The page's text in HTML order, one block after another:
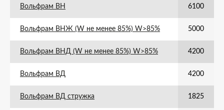
Вольфрам ВН 6100
Вольфрам ВНЖ (W не менее 85%) W>85% 5000
Вольфрам ВНД (W не менее 85%) W>85% 4200
Вольфрам ВД 4200
Вольфрам ВД стружка 1825